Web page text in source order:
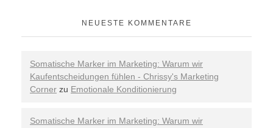
NEUESTE KOMMENTARE
Somatische Marker im Marketing: Warum wir
Kaufentscheidungen fühlen - Chrissy's Marketing
Corner zu Emotionale Konditionierung
Somatische Marker im Marketing: Warum wir